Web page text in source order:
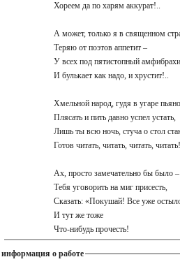
Хореем да по харям аккурат!..
А может, только я в священном
Теряю от поэтов аппетит –
У всех под пятистопный
И булькает как надо, и хрустит!..
Хмельной народ, гудя в угаре
Плясать и пить давно успел устать,
Лишь ты всю ночь, стуча о стол
Готов читать, читать, читать,
Ах, просто замечательно бы было
Тебя уговорить на миг присесть,
Сказать: «Покушай! Все уже
И тут же тоже
Что-нибудь прочесть!
информация о работе